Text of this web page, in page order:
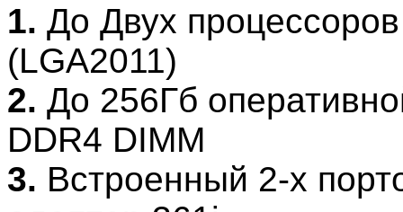
1. До Двух
(LGA2011)
2. До 256Гб
DDR4 DIMM
3. Встроенный 2-х